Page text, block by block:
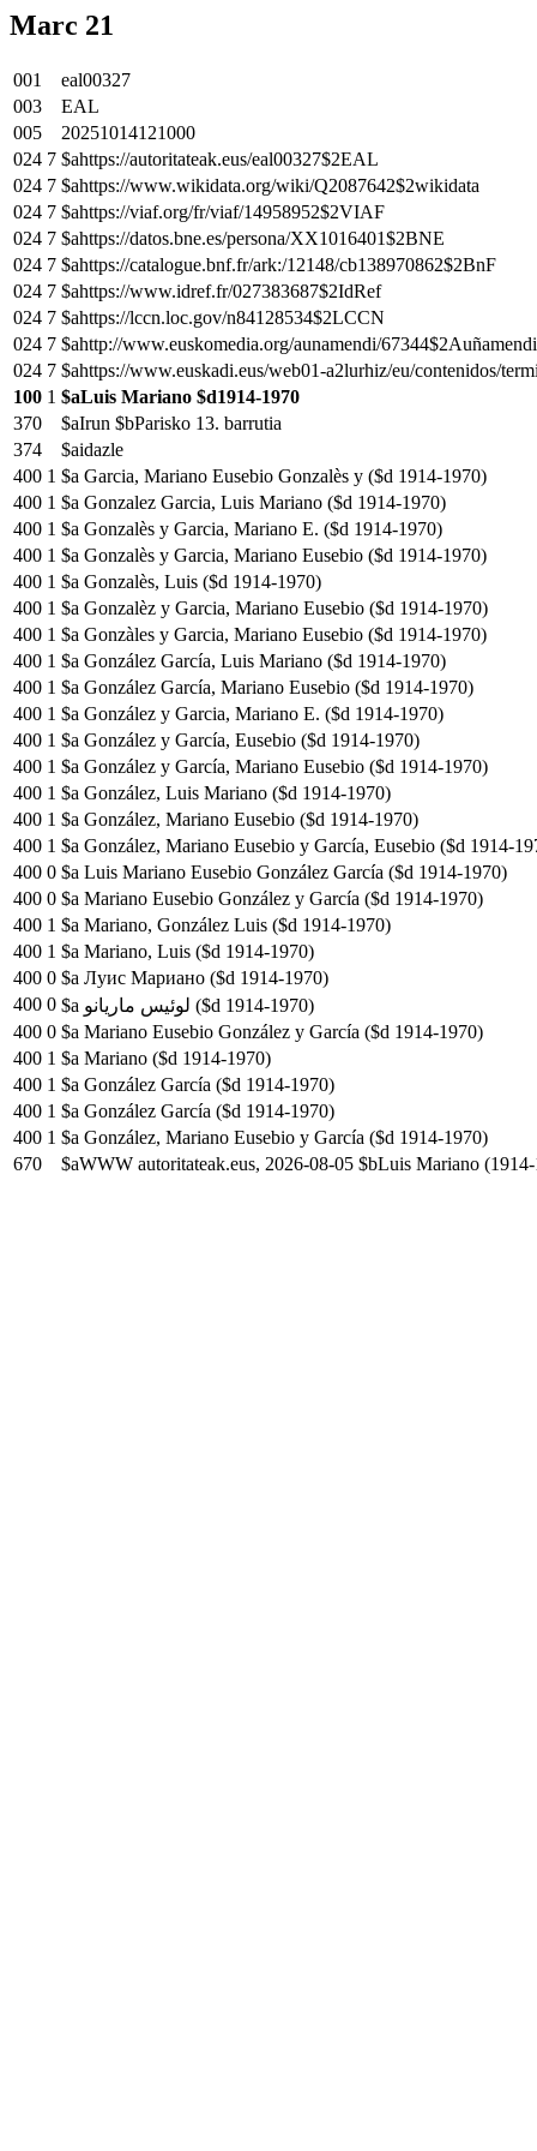
Marc 21
001
eal00327
003
EAL
005
20251014121000
024 7 $ahttps://autoritateak.eus/eal00327$2EAL
024 7 $ahttps://www.wikidata.org/wiki/Q2087642$2wikidata
024 7 $ahttps://viaf.org/fr/viaf/14958952$2VIAF
024 7 $ahttps://datos.bne.es/persona/XX1016401$2BNE
024 7 $ahttps://catalogue.bnf.fr/ark:/12148/cb138970862$2BnF
024 7 $ahttps://www.idref.fr/027383687$2IdRef
024 7 $ahttps://lccn.loc.gov/n84128534$2LCCN
024 7 $ahttp://www.euskomedia.org/aunamendi/67344$2Auñamendi
024 7 $ahttps://www.euskadi.eus/web01-a2lurhiz/eu/contenidos/
100 1 $aLuis Mariano $d1914-1970
370
$aIrun $bParisko 13. barrutia
374
$aidazle
400 1 $a Garcia, Mariano Eusebio Gonzalès y ($d 1914-1970)
400 1 $a Gonzalez Garcia, Luis Mariano ($d 1914-1970)
400 1 $a Gonzalès y Garcia, Mariano E. ($d 1914-1970)
400 1 $a Gonzalès y Garcia, Mariano Eusebio ($d 1914-1970)
400 1 $a Gonzalès, Luis ($d 1914-1970)
400 1 $a Gonzalèz y Garcia, Mariano Eusebio ($d 1914-1970)
400 1 $a Gonzàles y Garcia, Mariano Eusebio ($d 1914-1970)
400 1 $a González García, Luis Mariano ($d 1914-1970)
400 1 $a González García, Mariano Eusebio ($d 1914-1970)
400 1 $a González y Garcia, Mariano E. ($d 1914-1970)
400 1 $a González y García, Eusebio ($d 1914-1970)
400 1 $a González y García, Mariano Eusebio ($d 1914-1970)
400 1 $a González, Luis Mariano ($d 1914-1970)
400 1 $a González, Mariano Eusebio ($d 1914-1970)
400 1 $a González, Mariano Eusebio y García, Eusebio ($d 1914-
400 0 $a Luis Mariano Eusebio González García ($d 1914-1970)
400 0 $a Mariano Eusebio González y García ($d 1914-1970)
400 1 $a Mariano, González Luis ($d 1914-1970)
400 1 $a Mariano, Luis ($d 1914-1970)
400 0 $a Луис Мариано ($d 1914-1970)
400 0
$a لوئیس ماریانو ($d 1914-1970)
400 0 $a Mariano Eusebio González y García ($d 1914-1970)
400 1 $a Mariano ($d 1914-1970)
400 1 $a González García ($d 1914-1970)
400 1 $a González García ($d 1914-1970)
400 1 $a González, Mariano Eusebio y García ($d 1914-1970)
670
$aWWW autoritateak.eus, 2026-08-05 $bLuis Mariano